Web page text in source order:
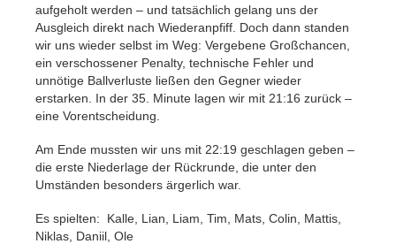
aufgeholt werden – und tatsächlich gelang uns der
Ausgleich direkt nach Wiederanpfiff. Doch dann standen
wir uns wieder selbst im Weg: Vergebene Großchancen,
ein verschossener Penalty, technische Fehler und
unnötige Ballverluste ließen den Gegner wieder
erstarken. In der 35. Minute lagen wir mit 21:16 zurück –
eine Vorentscheidung.
Am Ende mussten wir uns mit 22:19 geschlagen geben –
die erste Niederlage der Rückrunde, die unter den
Umständen besonders ärgerlich war.
Es spielten: Kalle, Lian, Liam, Tim, Mats, Colin, Mattis,
Niklas, Daniil, Ole